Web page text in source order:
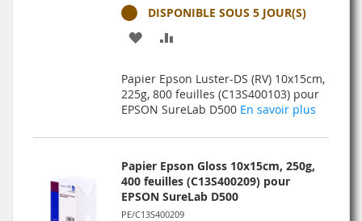
DISPONIBLE SOUS 5 JOUR(S)
AJOUTER
MA
COMPARATEUR
Papier Epson Luster-DS (RV) 10x15cm,
225g, 800 feuilles (C13S400103) pour
EPSON SureLab D500 En savoir plus
Papier Epson Gloss 10x15cm, 250g,
400 feuilles (C13S400209) pour
EPSON SureLab D500
PE/C13S400209